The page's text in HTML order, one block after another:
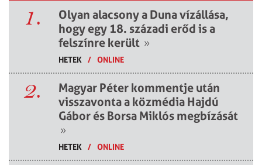
1.
Olyan alacsony a Duna vízállása,
hogy egy 18. századi erőd is a
felszínre került »
HETEK / ONLINE
2.
Magyar Péter kommentje után
visszavonta a közmédia Hajdú
Gábor és Borsa Miklós megbízását
»
HETEK / ONLINE